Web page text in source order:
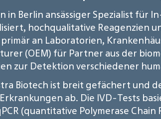
in Berlin ansässiger Spezialist
hochqualitative Reagenzien
an Laboratorien,
(OEM) für Partner aus der
zur Detektion verschiedener
Biotech ist breit gefächert und
ab. Die IVD-Tests
(quantitative Polymerase